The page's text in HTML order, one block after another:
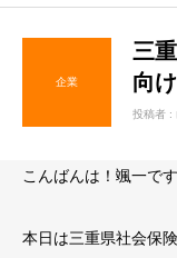
企業
三
向
投稿者 :
こんばんは！颯一です
本日は三重県社会保